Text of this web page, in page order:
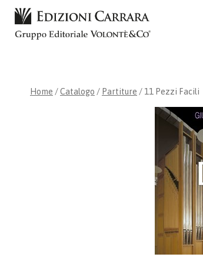
Salta
contenuto
Home /Catalogo / Partiture / 11 Pezzi Facili